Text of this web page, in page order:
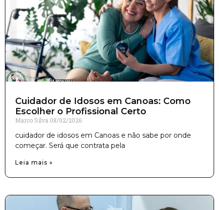
Cuidador de Idosos em Canoas: Como
Escolher o Profissional Certo
Marco Silva 08/02/2026
cuidador de idosos em Canoas e não sabe por onde
começar. Será que contrata pela
Leia mais »